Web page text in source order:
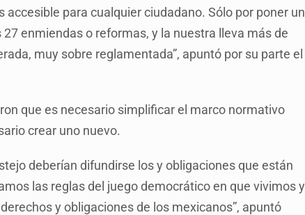
para cualquier ciudadano. Sólo por poner un
enmiendas o reformas, y la nuestra lleva más de
muy sobre reglamentada”, apuntó por su parte el
que es necesario simplificar el marco normativo
crear uno nuevo.
deberían difundirse los y obligaciones que están
las reglas del juego democrático en que vivimos y
y obligaciones de los mexicanos”, apuntó